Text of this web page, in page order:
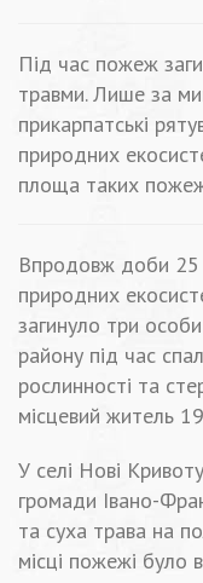
Під час пожеж
травми. Лише за
прикарпатські
природних
площа таких
Впродовж доби 25
природних
загинуло три
району під час
рослинності та
місцевий житель
У селі Нові
громади Івано-
та суха трава на
місці пожежі було